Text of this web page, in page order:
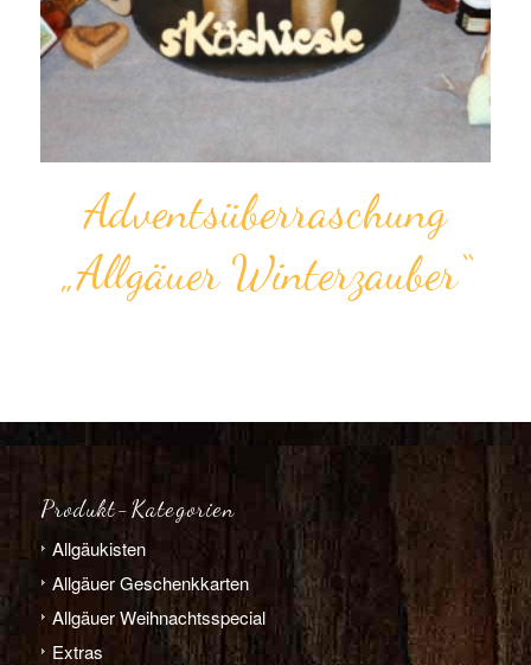
Advents­überraschung
„Allgäuer Winterzauber“
Produkt-Kategorien
Allgäu­­kisten
Allgäuer Geschenkkarten
Allgäuer Weihnachts­­special
Extras